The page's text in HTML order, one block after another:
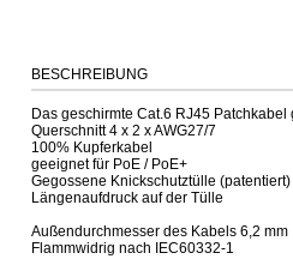
BESCHREIBUNG
Das geschirmte Cat.6 RJ45
Querschnitt 4 x 2 x AWG27/7
100% Kupferkabel
geeignet für PoE / PoE+
Gegossene Knickschutztülle (patentiert)
Längenaufdruck auf der Tülle
Außendurchmesser des Kabels 6,2 mm
Flammwidrig nach IEC60332-1